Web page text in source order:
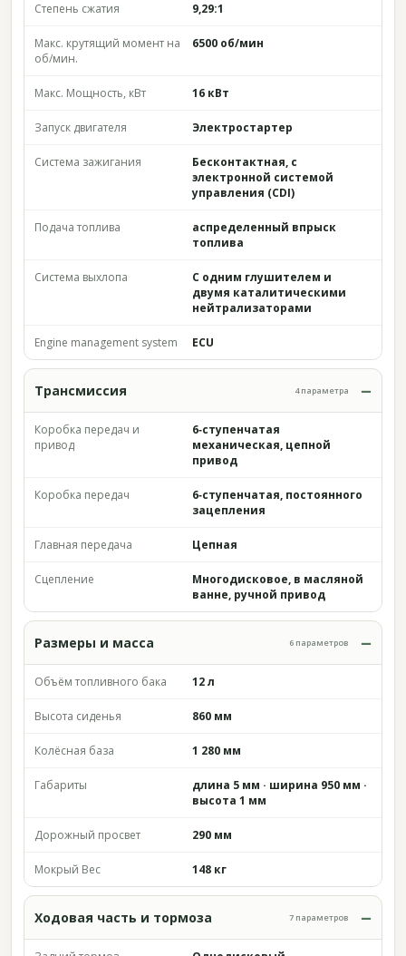
Степень сжатия 9,29:1
Макс. крутящий момент на
об/мин.
6500 об/мин
Макс. Мощность, кВт 16 кВт
Запуск двигателя Электростартер
Система зажигания
Бесконтактная, с
электронной системой
управления (CDI)
Подача топлива
аспределенный впрыск
топлива
Система выхлопа
С одним глушителем и
двумя каталитическими
нейтрализаторами
Engine management system ECU
Трансмиссия 4 параметра
Коробка передач и
привод
6‑ступенчатая
механическая, цепной
привод
Коробка передач
6‑ступенчатая, постоянного
зацепления
Главная передача Цепная
Сцепление
Многодисковое, в масляной
ванне, ручной привод
Размеры и масса 6 параметров
Объём топливного бака 12 л
Высота сиденья 860 мм
Колёсная база 1 280 мм
Габариты
длина 5 мм · ширина 950 мм ·
высота 1 мм
Дорожный просвет 290 мм
Мокрый Вес 148 кг
Ходовая часть и тормоза 7 параметров